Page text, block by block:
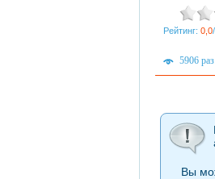
Рейтинг: 0,0/
5906
Вы